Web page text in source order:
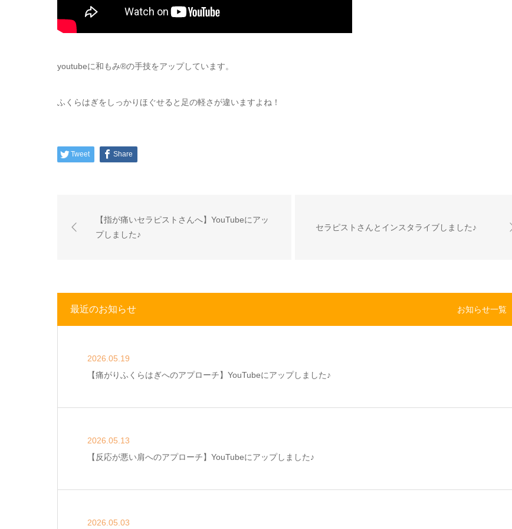
youtubeに和もみ®の手技をアップしています。
ふくらはぎをしっかりほぐせると足の軽さが違いますよね！
Tweet Share
【指が痛いセラピストさんへ】YouTubeにアッ
プしました♪
セラピストさんとインスタライブしました♪
最近のお知らせ お知らせ一覧
2026.05.19
【痛がりふくらはぎへのアプローチ】YouTubeにアップしました♪
2026.05.13
【反応が悪い肩へのアプローチ】YouTubeにアップしました♪
2026.05.03